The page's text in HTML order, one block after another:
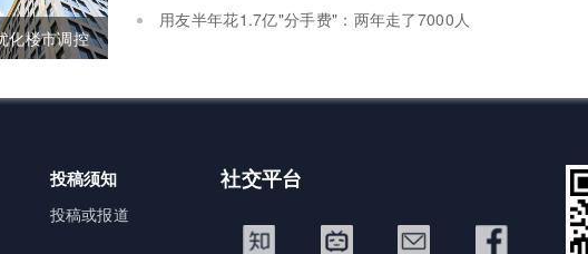
化楼市调控
用友半年花1.7亿"分手费"：两年走了7000人
投稿须知
投稿或报道
社交平台